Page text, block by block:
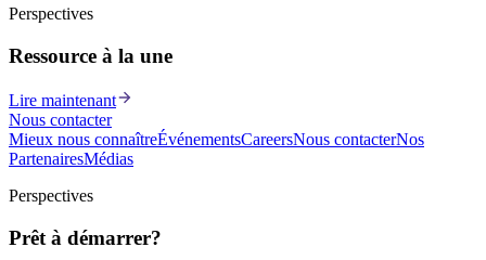
Perspectives
Ressource à la une
Lire maintenant
Nous contacter
Mieux nous connaîtreÉvénementsCareersNous contacterNos
PartenairesMédias
Perspectives
Prêt à démarrer?